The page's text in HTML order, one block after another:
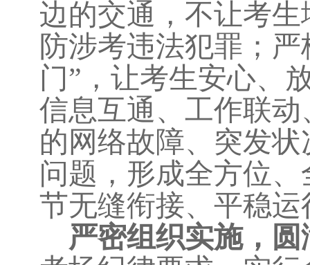
边的交通，不让考
防涉考违法犯罪；
门”，让考生安心、
信息互通、工作联
的网络故障、突发
问题，形成全方位
节无缝衔接、平稳运
严密组织实施，